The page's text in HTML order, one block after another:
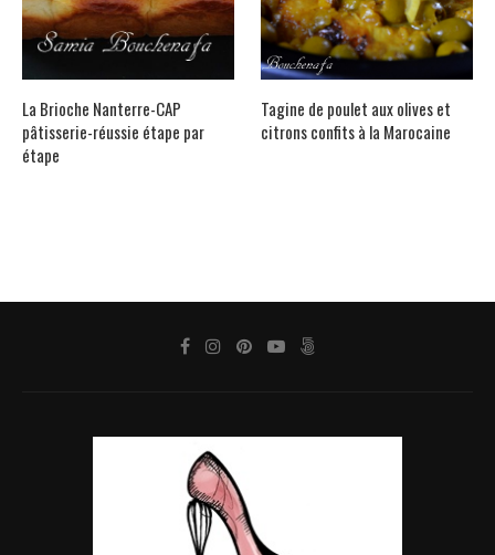
La Brioche Nanterre-CAP
pâtisserie-réussie étape par
étape
Tagine de poulet aux olives et
citrons confits à la Marocaine